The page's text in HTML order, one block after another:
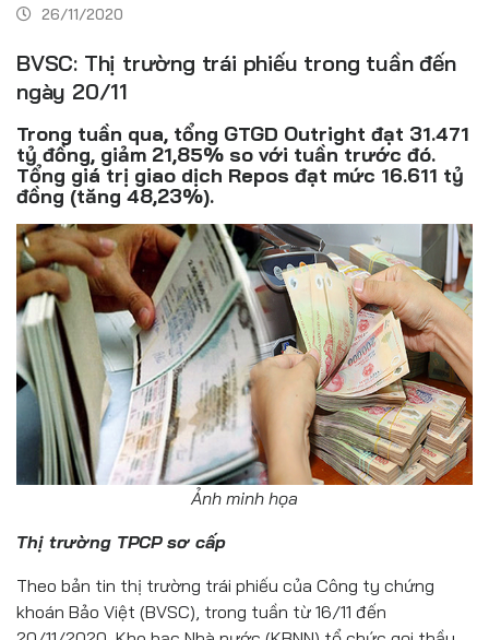
Đời sống
Thị trường
Doanh nghiệp – Doanh nhân
Đồ uống
Pháp luật
Khoa giáo
Multimedia
26/11/2020
BVSC: Thị trường trái phiếu trong tuần đến
ngày 20/11
Trong tuần qua, tổng GTGD Outright đạt 31.471
tỷ đồng, giảm 21,85% so với tuần trước đó.
Tổng giá trị giao dịch Repos đạt mức 16.611 tỷ
đồng (tăng 48,23%).
Ảnh minh họa
Thị trường TPCP sơ cấp
Theo bản tin thị trường trái phiếu của Công ty chứng
khoán Bảo Việt (BVSC), trong tuần từ 16/11 đến